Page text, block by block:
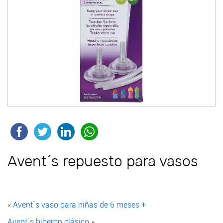
Avent´s repuesto para vasos
« Avent´s vaso para niñas de 6 meses +